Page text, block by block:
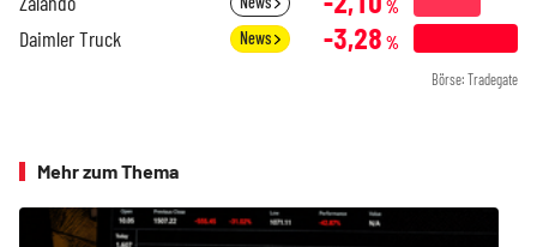
%
Daimler Truck News -3,28 %
Börse: Tradegate
Mehr zum Thema